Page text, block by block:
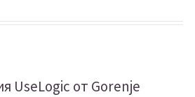
UseLogic от Gorenje